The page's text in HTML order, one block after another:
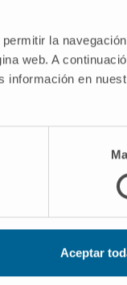
la
web. A
información en
Aceptar